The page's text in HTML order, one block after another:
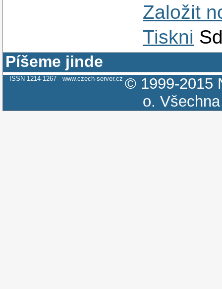
Založit
Tiskni
Píšeme jinde
ISSN 1214-1267 www.czech-server.cz © 1999-2015
o.